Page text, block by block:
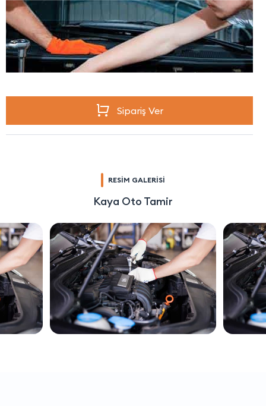
Sipariş Ver
RESİM GALERİSİ
Kaya Oto Tamir